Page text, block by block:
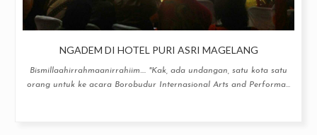
NGADEM DI HOTEL PURI ASRI MAGELANG
Bismillaahirrahmaanirrahiim.... "Kak, ada undangan, satu kota satu
orang untuk ke acara Borobudur Internasional Arts and Performa...